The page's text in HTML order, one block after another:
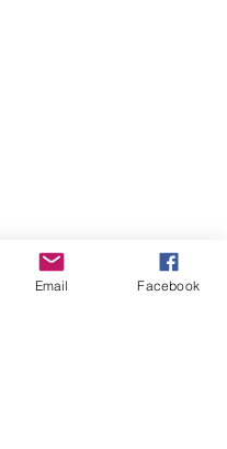
Email Facebook